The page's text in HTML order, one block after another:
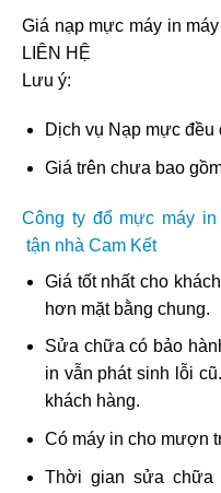
Giá nạp mực máy in
LIÊN HỆ
Lưu ý:
Dịch vụ Nạp mực
Giá trên chưa bao
Công ty đổ mực máy in
tận nhà Cam Kết
Giá tốt nhất cho
hơn mặt bằng chung.
Sửa chữa có bảo
in vẫn phát sinh lỗi
khách hàng.
Có máy in cho mượn
Thời gian sửa chữa